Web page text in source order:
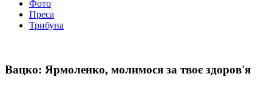
Фото
Преса
Трибуна
Вацко: Ярмоленко, молимося за твоє здоров'я